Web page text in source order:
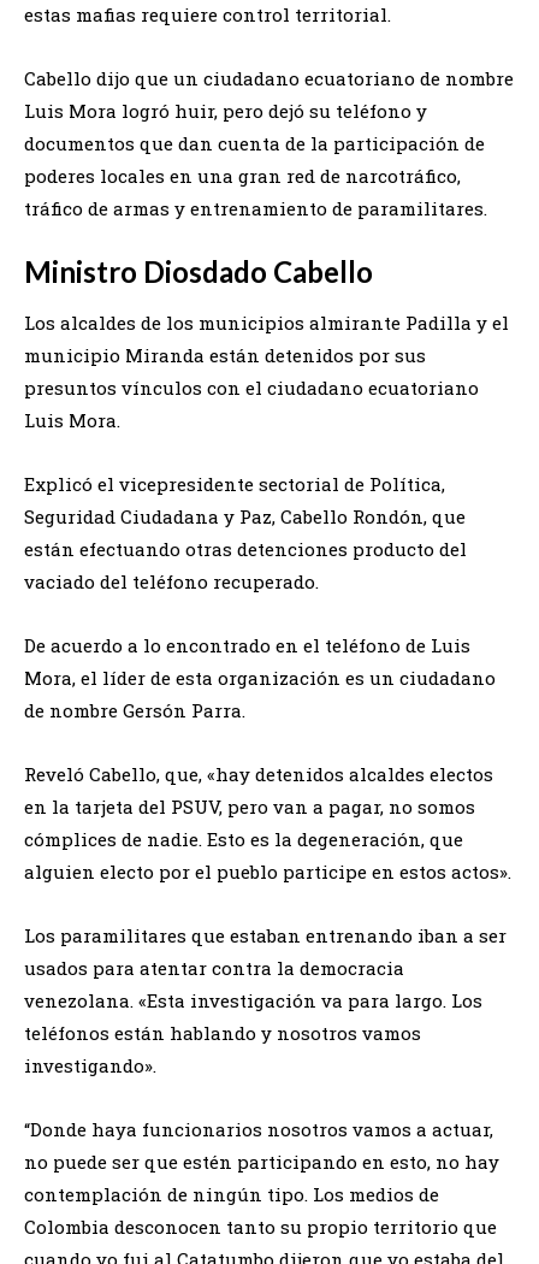
estas mafias requiere control territorial.
Cabello dijo que un ciudadano ecuatoriano de nombre
Luis Mora logró huir, pero dejó su teléfono y
documentos que dan cuenta de la participación de
poderes locales en una gran red de narcotráfico,
tráfico de armas y entrenamiento de paramilitares.
Ministro Diosdado Cabello
Los alcaldes de los municipios almirante Padilla y el
municipio Miranda están detenidos por sus
presuntos vínculos con el ciudadano ecuatoriano
Luis Mora.
Explicó el vicepresidente sectorial de Política,
Seguridad Ciudadana y Paz, Cabello Rondón, que
están efectuando otras detenciones producto del
vaciado del teléfono recuperado.
De acuerdo a lo encontrado en el teléfono de Luis
Mora, el líder de esta organización es un ciudadano
de nombre Gersón Parra.
Reveló Cabello, que, «hay detenidos alcaldes electos
en la tarjeta del PSUV, pero van a pagar, no somos
cómplices de nadie. Esto es la degeneración, que
alguien electo por el pueblo participe en estos actos».
Los paramilitares que estaban entrenando iban a ser
usados para atentar contra la democracia
venezolana. «Esta investigación va para largo. Los
teléfonos están hablando y nosotros vamos
investigando».
“Donde haya funcionarios nosotros vamos a actuar,
no puede ser que estén participando en esto, no hay
contemplación de ningún tipo. Los medios de
Colombia desconocen tanto su propio territorio que
cuando yo fui al Catatumbo dijeron que yo estaba del